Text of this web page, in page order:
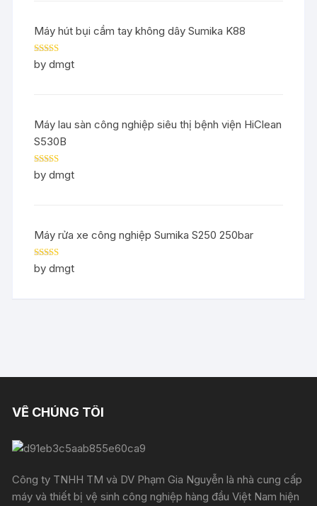
Máy hút bụi cầm tay không dây Sumika K88
Rated5out
of 5
by dmgt
Máy lau sàn công nghiệp siêu thị bệnh viện HiClean
S530B
Rated5out
of 5
by dmgt
Máy rửa xe công nghiệp Sumika S250 250bar
Rated5out
of 5
by dmgt
VỀ CHÚNG TÔI
Công ty TNHH TM và DV Phạm Gia Nguyễn là nhà cung cấp
máy và thiết bị vệ sinh công nghiệp hàng đầu Việt Nam hiện